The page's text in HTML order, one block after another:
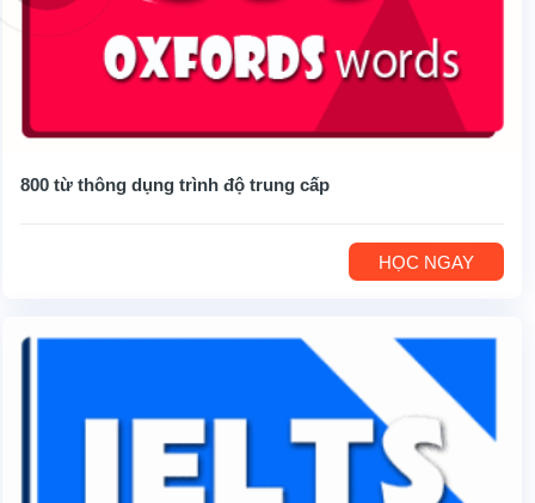
800 từ thông dụng trình độ trung cấp
HỌC NGAY